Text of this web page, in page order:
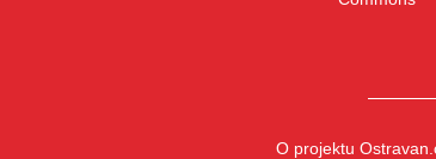
O projektu